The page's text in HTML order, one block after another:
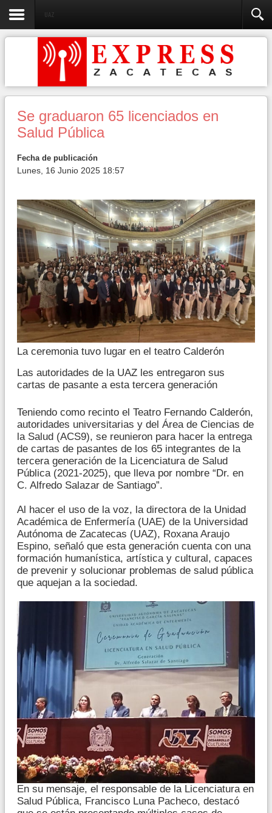
UAZ
Se graduaron 65 licenciados en
Salud Pública
Fecha de publicación
Lunes, 16 Junio 2025 18:57
La ceremonia tuvo lugar en el teatro Calderón
Las autoridades de la UAZ les entregaron sus
cartas de pasante a esta tercera generación
Teniendo como recinto el Teatro Fernando Calderón,
autoridades universitarias y del Área de Ciencias de
la Salud (ACS9), se reunieron para hacer la entrega
de cartas de pasantes de los 65 integrantes de la
tercera generación de la Licenciatura de Salud
Pública (2021-2025), que lleva por nombre “Dr. en
C. Alfredo Salazar de Santiago”.
Al hacer el uso de la voz, la directora de la Unidad
Académica de Enfermería (UAE) de la Universidad
Autónoma de Zacatecas (UAZ), Roxana Araujo
Espino, señaló que esta generación cuenta con una
formación humanística, artística y cultural, capaces
de prevenir y solucionar problemas de salud pública
que aquejan a la sociedad.
En su mensaje, el responsable de la Licenciatura en
Salud Pública, Francisco Luna Pacheco, destacó